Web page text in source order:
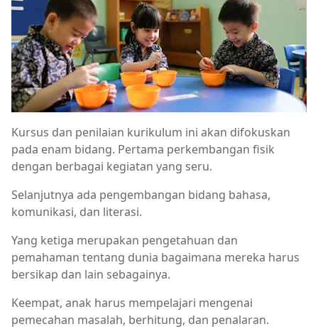
Kursus dan penilaian kurikulum ini akan difokuskan
pada enam bidang. Pertama perkembangan fisik
dengan berbagai kegiatan yang seru.
Selanjutnya ada pengembangan bidang bahasa,
komunikasi, dan literasi.
Yang ketiga merupakan pengetahuan dan
pemahaman tentang dunia bagaimana mereka harus
bersikap dan lain sebagainya.
Keempat, anak harus mempelajari mengenai
pemecahan masalah, berhitung, dan penalaran.